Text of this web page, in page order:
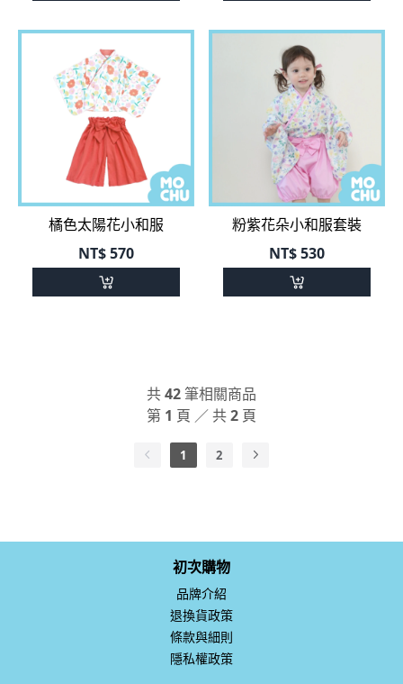
橘色太陽花小和服
NT$570
粉紫花朵小和服套裝
NT$530
1 2
退換貨政策
條款與細則
隱私權政策
訂單查詢